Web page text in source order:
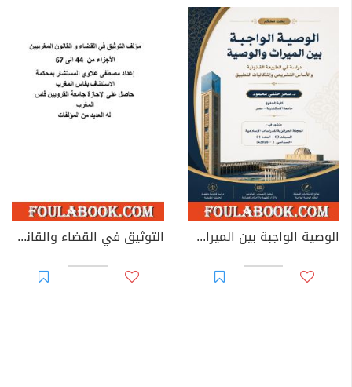
الوصية الواجبة بين الميراث والوصية: دراسة في الطبيعة القانونية والأساس التشريعي وإشكاليات التطبيق التوثيق في القضاء والقانون المغربيين - الأجزاء من 44 إلى 67